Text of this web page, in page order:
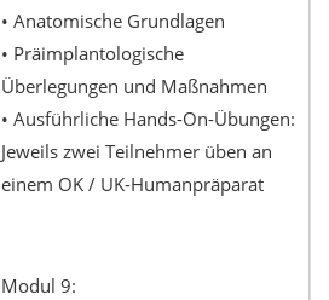
• Anatomische Grundlagen
• Präimplantologische
Überlegungen und Maßnahmen
• Ausführliche Hands-On-Übungen:
Jeweils zwei Teilnehmer üben an
einem OK / UK-Humanpräparat
Modul 9: